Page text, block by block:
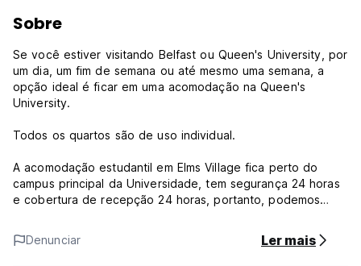
Sobre
Se você estiver visitando Belfast ou Queen's University, por
um dia, um fim de semana ou até mesmo uma semana, a
opção ideal é ficar em uma acomodação na Queen's
University.
Todos os quartos são de uso individual.
A acomodação estudantil em Elms Village fica perto do
campus principal da Universidade, tem segurança 24 horas
e cobertura de recepção 24 horas, portanto, podemos
Elms Village está localizado a aproximadamente 2 km do
Denunciar Ler mais